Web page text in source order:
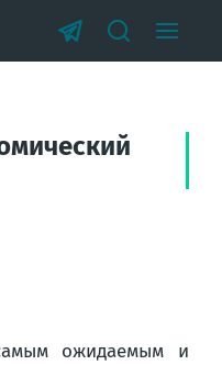
ожидаемым и